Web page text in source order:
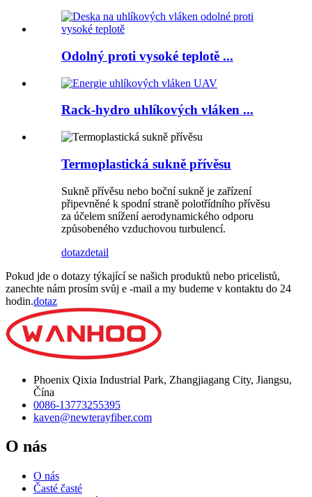
Odolný proti vysoké teplotě ...
Rack-hydro uhlíkových vláken ...
Termoplastická sukně přívěsu
Sukně přívěsu nebo boční sukně je zařízení
připevněné k spodní straně polotřídního přívěsu
za účelem snížení aerodynamického odporu
způsobeného vzduchovou turbulencí.
dotazdetail
Pokud jde o dotazy týkající se našich produktů nebo pricelistů,
zanechte nám prosím svůj e -mail a my budeme v kontaktu do 24
hodin.dotaz
Phoenix Qixia Industrial Park, Zhangjiagang City, Jiangsu,
Čína
0086-13773255395
kaven@newterayfiber.com
O nás
O nás
Časté časté